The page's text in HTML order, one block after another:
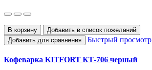
В корзину
Добавить в список пожеланий
Добавить для сравнения
Быстрый просмотр
Кофеварка KITFORT КТ-706 черный